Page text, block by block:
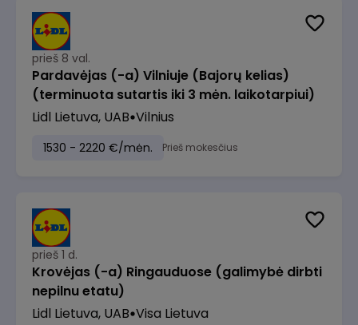
prieš 8 val.
Pardavėjas (-a) Vilniuje (Bajorų kelias)
(terminuota sutartis iki 3 mėn. laikotarpiui)
Lidl Lietuva, UAB Vilnius
1530 - 2220 €/mėn. Prieš mokesčius
prieš 1 d.
Krovėjas (-a) Ringauduose (galimybė dirbti
nepilnu etatu)
Lidl Lietuva, UAB Visa Lietuva